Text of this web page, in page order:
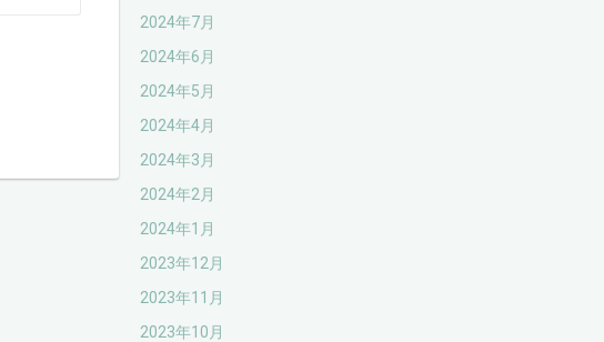
2024年7月
2024年6月
2024年5月
2024年4月
2024年3月
2024年2月
2024年1月
2023年12月
2023年11月
2023年10月